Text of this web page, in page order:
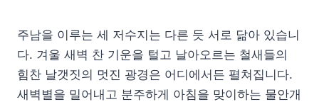
주남을 이루는 세 저수지는 다른 듯 서로 닮아 있습니
다. 겨울 새벽 찬 기운을 털고 날아오르는 철새들의
힘찬 날갯짓의 멋진 광경은 어디에서든 펼쳐집니다.
새벽별을 밀어내고 분주하게 아침을 맞이하는 물안개